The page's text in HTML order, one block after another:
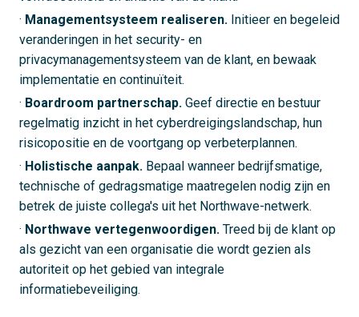
· Managementsysteem realiseren. Initieer en begeleid
veranderingen in het security- en
privacymanagementsysteem van de klant, en bewaak
implementatie en continuïteit.
· Boardroom partnerschap. Geef directie en bestuur
regelmatig inzicht in het cyberdreigingslandschap, hun
risicopositie en de voortgang op verbeterplannen.
· Holistische aanpak. Bepaal wanneer bedrijfsmatige,
technische of gedragsmatige maatregelen nodig zijn en
betrek de juiste collega's uit het Northwave-netwerk.
· Northwave vertegenwoordigen. Treed bij de klant op
als gezicht van een organisatie die wordt gezien als
autoriteit op het gebied van integrale
informatiebeveiliging.